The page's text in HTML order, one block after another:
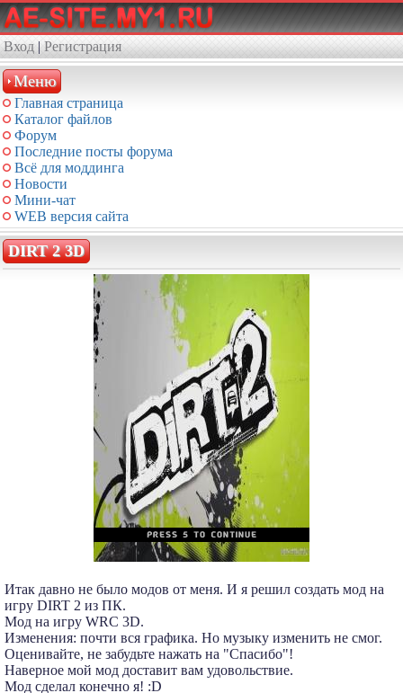
Вход | Регистрация
Меню
Главная страница
Каталог файлов
Форум
Последние посты форума
Всё для моддинга
Новости
Мини-чат
WEB версия сайта
DIRT 2 3D
Итак давно не было модов от меня. И я решил создать мод на
игру DIRT 2 из ПК.
Мод на игру WRC 3D.
Изменения: почти вся графика. Но музыку изменить не смог.
Оценивайте, не забудьте нажать на "Спасибо"!
Наверное мой мод доставит вам удовольствие.
Мод сделал конечно я! :D